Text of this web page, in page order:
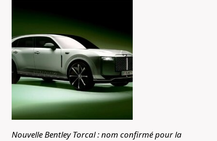
Nouvelle Bentley Torcal : nom confirmé pour la